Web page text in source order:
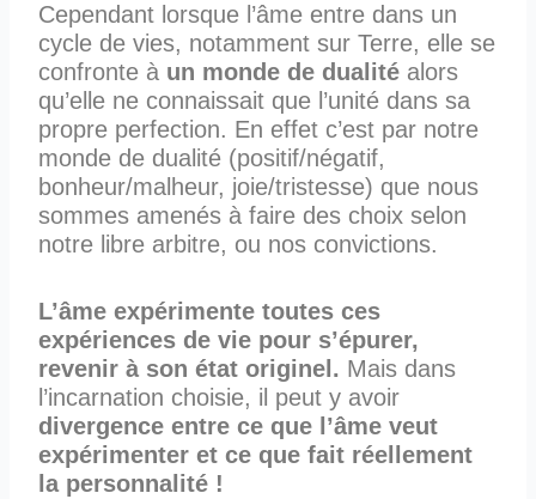
Cependant lorsque l’âme entre dans un
cycle de vies, notamment sur Terre, elle se
confronte à un monde de dualité alors
qu’elle ne connaissait que l’unité dans sa
propre perfection. En effet c’est par notre
monde de dualité (positif/négatif,
bonheur/malheur, joie/tristesse) que nous
sommes amenés à faire des choix selon
notre libre arbitre, ou nos convictions.
L’âme expérimente toutes ces
expériences de vie pour s’épurer,
revenir à son état originel. Mais dans
l’incarnation choisie, il peut y avoir
divergence entre ce que l’âme veut
expérimenter et ce que fait réellement
la personnalité !